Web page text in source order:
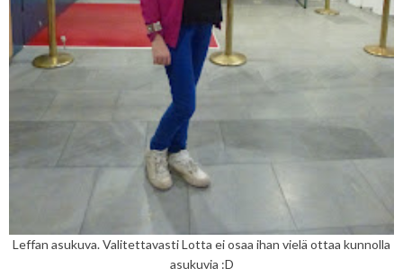
Leffan asukuva. Valitettavasti Lotta ei osaa ihan vielä ottaa kunnolla
asukuvia :D